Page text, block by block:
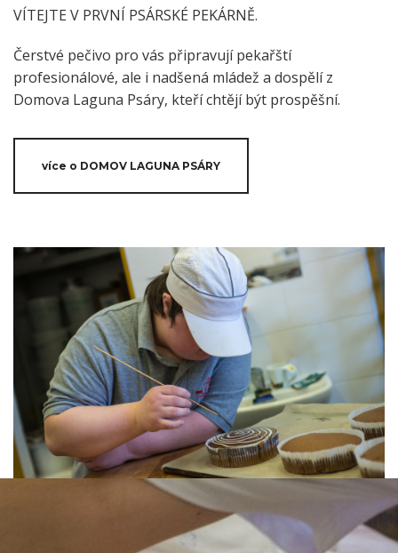
VÍTEJTE V PRVNÍ PSÁRSKÉ PEKÁRNĚ.
Čerstvé pečivo pro vás připravují pekařští
profesionálové, ale i nadšená mládež a dospělí z
Domova Laguna Psáry, kteří chtějí být prospěšní.
více o DOMOV LAGUNA PSÁRY